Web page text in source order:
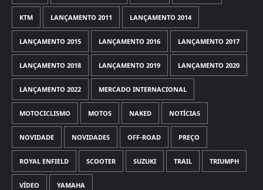
KTM LANÇAMENTO 2011 LANÇAMENTO 2014
LANÇAMENTO 2015 LANÇAMENTO 2016 LANÇAMENTO 2017
LANÇAMENTO 2018 LANÇAMENTO 2019 LANÇAMENTO 2020
LANÇAMENTO 2022 MERCADO INTERNACIONAL
MOTOCICLISMO MOTOS NAKED NOTÍCIAS
NOVIDADE NOVIDADES OFF-ROAD PREÇO
ROYAL ENFIELD SCOOTER SUZUKI TRAIL TRIUMPH
VÍDEO YAMAHA